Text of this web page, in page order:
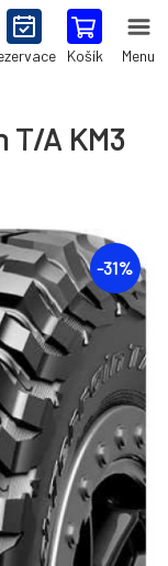
Košík Menu
T/A KM3
-31%